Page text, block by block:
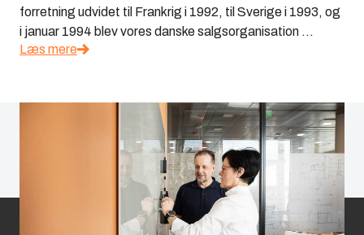
forretning udvidet til Frankrig i 1992, til Sverige i 1993, og
i januar 1994 blev vores danske salgsorganisation ...
Læs mere